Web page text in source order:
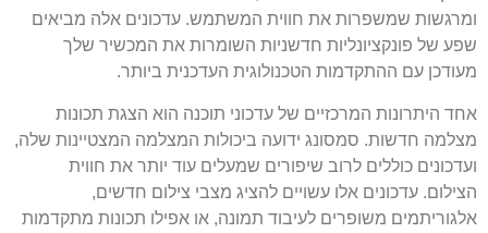
ומרגשות שמשפרות את חווית המשתמש. עדכונים אלה מביאים
שפע של פונקציונליות חדשניות השומרות את המכשיר שלך
מעודכן עם ההתקדמות הטכנולוגית העדכנית ביותר.
אחד היתרונות המרכזיים של עדכוני תוכנה הוא הצגת תכונות
מצלמה חדשות. סמסונג ידועה ביכולות המצלמה המצטיינות שלה,
ועדכונים כוללים לרוב שיפורים שמעלים עוד יותר את חווית
הצילום. עדכונים אלו עשויים להציג מצבי צילום חדשים,
אלגוריתמים משופרים לעיבוד תמונה, או אפילו תכונות מתקדמות